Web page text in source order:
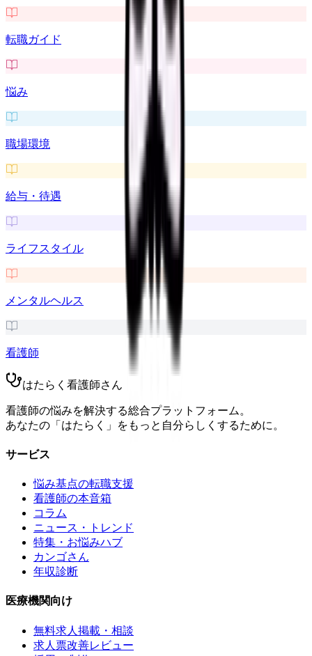
転職ガイド
悩み
職場環境
給与・待遇
ライフスタイル
メンタルヘルス
看護師
はたらく看護師さん
看護師の悩みを解決する総合プラットフォーム。
あなたの「はたらく」をもっと自分らしくするために。
サービス
悩み基点の転職支援
看護師の本音箱
コラム
ニュース・トレンド
特集・お悩みハブ
カンゴさん
年収診断
医療機関向け
無料求人掲載・相談
求人票改善レビュー